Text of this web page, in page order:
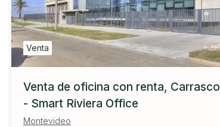
Venta
Venta de oficina con renta, Carrasco
- Smart Riviera Office
Montevideo